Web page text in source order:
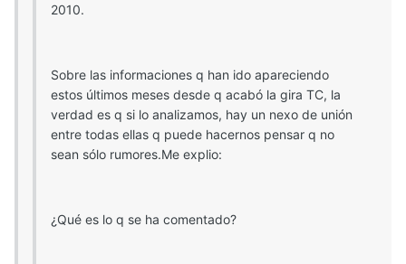
2010.
Sobre las informaciones q han ido apareciendo
estos últimos meses desde q acabó la gira TC, la
verdad es q si lo analizamos, hay un nexo de unión
entre todas ellas q puede hacernos pensar q no
sean sólo rumores.Me explio:
¿Qué es lo q se ha comentado?